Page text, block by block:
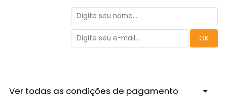
Ver todas as condições de pagamento